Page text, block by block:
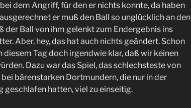
dem Angriff, für den er nichts konnte, da haben
er muß den Ball so unglücklich an den
der Ball von ihm gelenkt zum Endergebnis ins
Aber, hey, das hat auch nichts geändert. Schon
diesem Tag doch irgendwie klar, daß wir keinen
Dazu war das Spiel, das schlechsteste von
bei bärenstarken Dortmundern, die nur in der
geschlafen hatten, viel zu einseitig.